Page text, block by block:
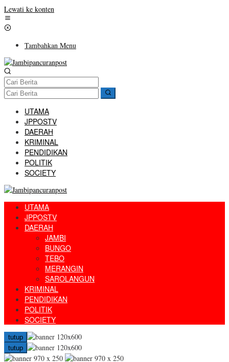
Lewati ke konten
Tambahkan Menu
UTAMA
JPPOSTV
DAERAH
KRIMINAL
PENDIDIKAN
POLITIK
SOCIETY
UTAMA
JPPOSTV
DAERAH
JAMBI
BUNGO
TEBO
MERANGIN
SAROLANGUN
KRIMINAL
PENDIDIKAN
POLITIK
SOCIETY
tutup
tutup